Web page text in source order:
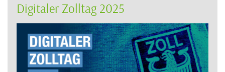
Digitaler Zolltag 2025